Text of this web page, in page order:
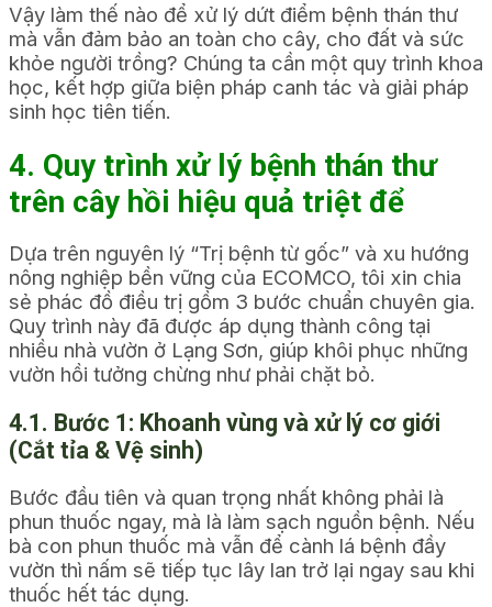
Vậy làm thế nào để xử lý dứt điểm bệnh thán thư
mà vẫn đảm bảo an toàn cho cây, cho đất và sức
khỏe người trồng? Chúng ta cần một quy trình khoa
học, kết hợp giữa biện pháp canh tác và giải pháp
sinh học tiên tiến.
4. Quy trình xử lý bệnh thán thư
trên cây hồi hiệu quả triệt để
Dựa trên nguyên lý “Trị bệnh từ gốc” và xu hướng
nông nghiệp bền vững của ECOMCO, tôi xin chia
sẻ phác đồ điều trị gồm 3 bước chuẩn chuyên gia.
Quy trình này đã được áp dụng thành công tại
nhiều nhà vườn ở Lạng Sơn, giúp khôi phục những
vườn hồi tưởng chừng như phải chặt bỏ.
4.1. Bước 1: Khoanh vùng và xử lý cơ giới
(Cắt tỉa & Vệ sinh)
Bước đầu tiên và quan trọng nhất không phải là
phun thuốc ngay, mà là làm sạch nguồn bệnh. Nếu
bà con phun thuốc mà vẫn để cành lá bệnh đầy
vườn thì nấm sẽ tiếp tục lây lan trở lại ngay sau khi
thuốc hết tác dụng.